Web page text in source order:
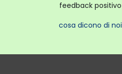
feedback positivo
cosa dicono di noi